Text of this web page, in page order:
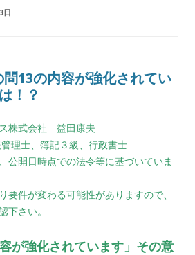
日
13の内容が強化されてい
！？
株式会社 益田康夫
理士、簿記３級、行政書士
公開日時点での法令等に基づいていま
要件が変わる可能性がありますので、
下さい。
が強化されています」その意